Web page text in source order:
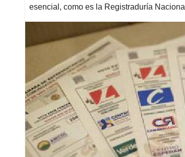
esencial, como es la Registraduría Nacional